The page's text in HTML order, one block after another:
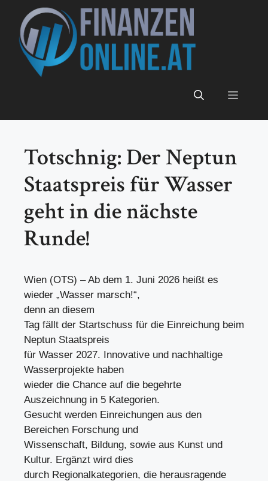
Inhalt
springen
Menü
Totschnig: Der Neptun
Staatspreis für Wasser
geht in die nächste
Runde!
Wien (OTS) – Ab dem 1. Juni 2026 heißt es
wieder „Wasser marsch!“,
denn an diesem
Tag fällt der Startschuss für die Einreichung beim
Neptun Staatspreis
für Wasser 2027. Innovative und nachhaltige
Wasserprojekte haben
wieder die Chance auf die begehrte
Auszeichnung in 5 Kategorien.
Gesucht werden Einreichungen aus den
Bereichen Forschung und
Wissenschaft, Bildung, sowie aus Kunst und
Kultur. Ergänzt wird dies
durch Regionalkategorien, die herausragende